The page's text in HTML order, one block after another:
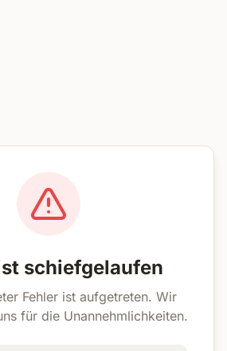
schiefgelaufen
Fehler ist aufgetreten. Wir
für die Unannehmlichkeiten.